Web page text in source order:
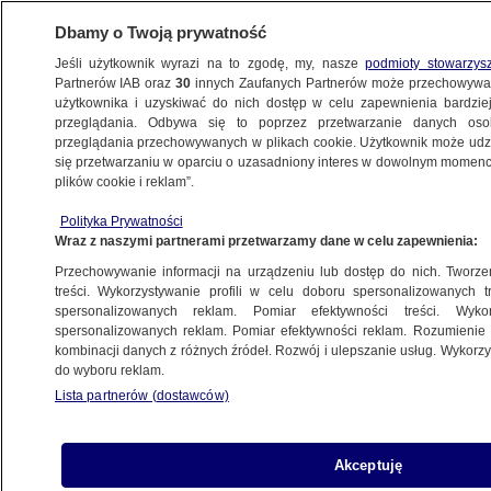
KUJAWSKO-POMORSKIE
Bez zmian w Bydgoszczy
8.04.2024, 08:21
Udostępnij
Dbamy o Twoją prywatność
Jeśli użytkownik wyrazi na to zgodę, my, naszepodmioty
Partnerów IAB oraz30 innych Zaufanych Partnerów może
użytkownika i uzyskiwać do nich dostęp w celu zapewnienia
przeglądania. Odbywa się to poprzez przetwarzanie danych
przeglądania przechowywanych w plikach cookie. Użytkownik może
się przetwarzaniu w oparciu o uzasadniony interes w dowolnym
plików cookie i reklam”.
Polityka Prywatności
Wraz z naszymi partnerami przetwarzamy dane w celu zapewnienia:
Przechowywanie informacji na urządzeniu lub dostęp do nich.
treści. Wykorzystywanie profili w celu doboru spersonalizowanych
spersonalizowanych reklam. Pomiar efektywności treści.
spersonalizowanych reklam. Pomiar efektywności reklam.
kombinacji danych z różnych źródeł. Rozwój i ulepszanie usług.
do wyboru reklam.
Lista partnerów (dostawców)
Akceptuję